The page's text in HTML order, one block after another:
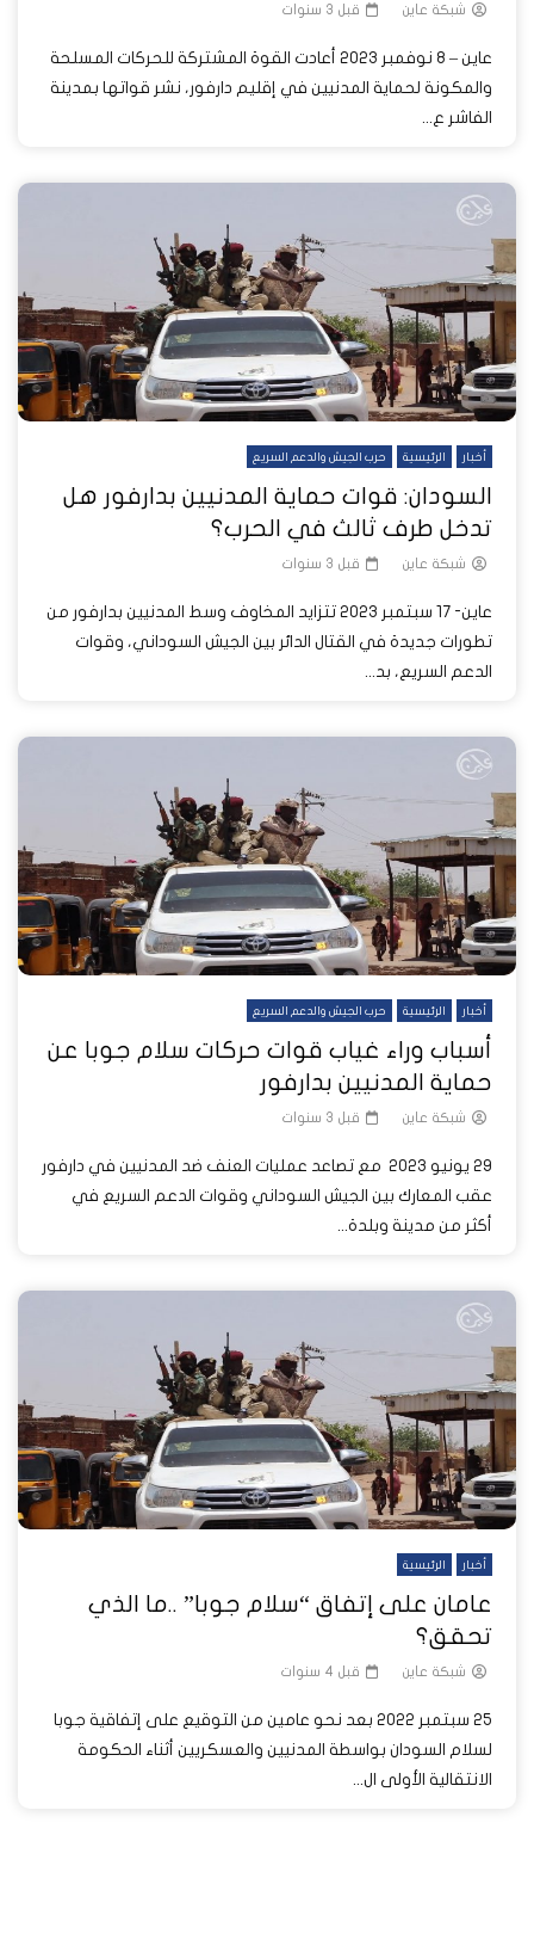
شبكة عاين قبل 3 سنوات
عاين – 8 نوفمبر 2023 أعادت القوة المشتركة للحركات المسلحة
والمكونة لحماية المدنيين في إقليم دارفور، نشر قواتها بمدينة
الفاشر ع...
أخبار الرئيسية حرب الجيش والدعم السريع
السودان: قوات حماية المدنيين بدارفور هل
تدخل طرف ثالث في الحرب؟
شبكة عاين قبل 3 سنوات
عاين- 17 سبتمبر 2023 تتزايد المخاوف وسط المدنيين بدارفور من
تطورات جديدة في القتال الدائر بين الجيش السوداني، وقوات
الدعم السريع، بد...
أخبار الرئيسية حرب الجيش والدعم السريع
أسباب وراء غياب قوات حركات سلام جوبا عن
حماية المدنيين بدارفور
شبكة عاين قبل 3 سنوات
29 يونيو 2023 مع تصاعد عمليات العنف ضد المدنيين في دارفور
عقب المعارك بين الجيش السوداني وقوات الدعم السريع في
أكثر من مدينة وبلدة...
أخبار الرئيسية
عامان على إتفاق “سلام جوبا” ..ما الذي
تحقق؟
شبكة عاين قبل 4 سنوات
25 سبتمبر 2022 بعد نحو عامين من التوقيع على إتفاقية جوبا
لسلام السودان بواسطة المدنيين والعسكريين أثناء الحكومة
الانتقالية الأولى ال...